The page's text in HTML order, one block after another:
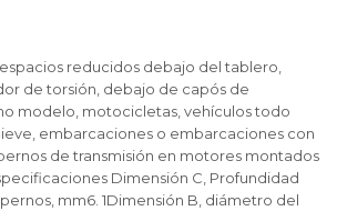
reducidos debajo del tablero,
de torsión, debajo de capós de
modelo, motocicletas, vehículos todo
embarcaciones o embarcaciones con
de transmisión en motores montados
Dimensión C, Profundidad
mm6. 1Dimensión B, diámetro del